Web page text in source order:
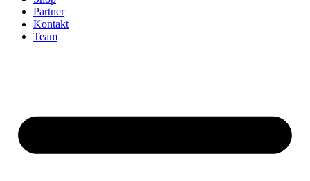
Partner
Kontakt
Team